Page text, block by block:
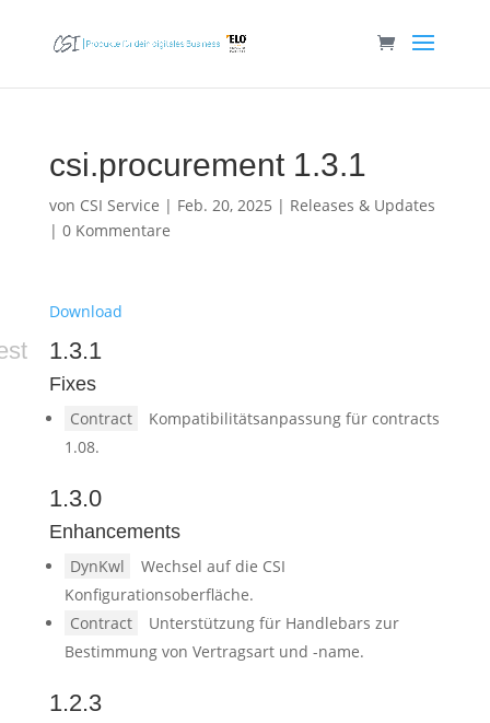
csi.procurement 1.3.1
von CSI Service | Feb. 20, 2025 | Releases & Updates
| 0 Kommentare
Download
1.3.1
Fixes
Contract
Kompatibilitätsanpassung für contracts
1.08.
1.3.0
Enhancements
DynKwl
Wechsel auf die CSI
Konfigurationsoberfläche.
Contract
Unterstützung für Handlebars zur
Bestimmung von Vertragsart und -name.
1.2.3